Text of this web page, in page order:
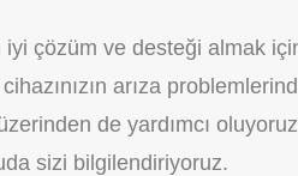
iyi çözüm ve desteği almak
arıza
de yardımcı
sizi bilgilendiriyoruz.